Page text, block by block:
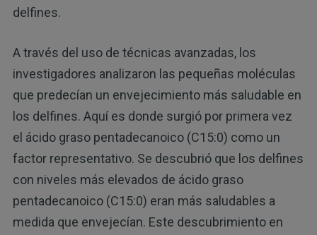
delfines.
A través del uso de técnicas avanzadas, los
investigadores analizaron las pequeñas moléculas
que predecían un envejecimiento más saludable en
los delfines. Aquí es donde surgió por primera vez
el ácido graso pentadecanoico (C15:0) como un
factor representativo. Se descubrió que los delfines
con niveles más elevados de ácido graso
pentadecanoico (C15:0) eran más saludables a
medida que envejecían. Este descubrimiento en